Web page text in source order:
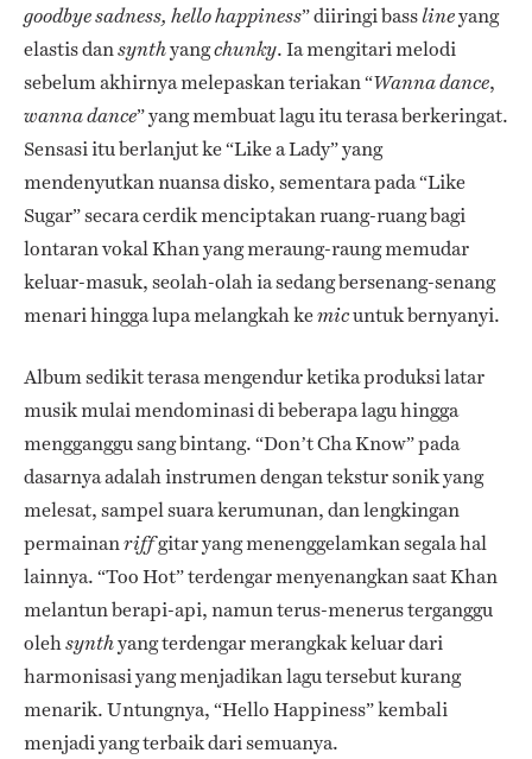
goodbye sadness, hello happiness” diiringi basslineyang
elastis dansynthyangchunky. Ia mengitari melodi
sebelum akhirnya melepaskan teriakan “Wanna dance,
wanna dance” yang membuat lagu itu terasa berkeringat.
Sensasi itu berlanjut ke “Like a Lady” yang
mendenyutkan nuansa disko, sementara pada “Like
Sugar” secara cerdik menciptakan ruang-ruang bagi
lontaran vokal Khan yang meraung-raung memudar
keluar-masuk, seolah-olah ia sedang bersenang-senang
menari hingga lupa melangkah kemicuntuk bernyanyi.
Album sedikit terasa mengendur ketika produksi latar
musik mulai mendominasi di beberapa lagu hingga
mengganggu sang bintang. “Don’t Cha Know” pada
dasarnya adalah instrumen dengan tekstur sonik yang
melesat, sampel suara kerumunan, dan lengkingan
permainanriffgitar yang menenggelamkan segala hal
lainnya. “Too Hot” terdengar menyenangkan saat Khan
melantun berapi-api, namun terus-menerus terganggu
olehsynthyang terdengar merangkak keluar dari
harmonisasi yang menjadikan lagu tersebut kurang
menarik. Untungnya, “Hello Happiness” kembali
menjadi yang terbaik dari semuanya.